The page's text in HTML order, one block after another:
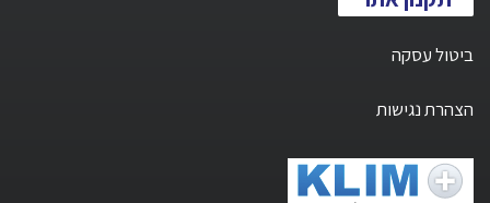
ביטול עסקה
הצהרת נגישות